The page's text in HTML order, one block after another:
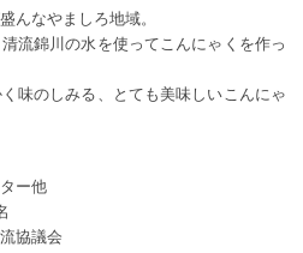
んなやましろ地域。
流錦川の水を使ってこんにゃくを作っ
味のしみる、とても美味しいこんにゃ
ー他
協議会